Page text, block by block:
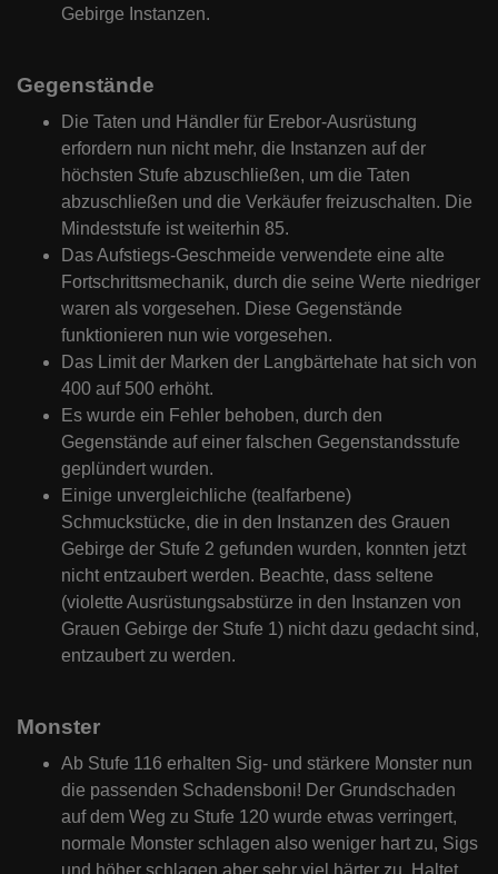
Gebirge Instanzen.
Gegenstände
Die Taten und Händler für Erebor-Ausrüstung
erfordern nun nicht mehr, die Instanzen auf der
höchsten Stufe abzuschließen, um die Taten
abzuschließen und die Verkäufer freizuschalten. Die
Mindeststufe ist weiterhin 85.
Das Aufstiegs-Geschmeide verwendete eine alte
Fortschrittsmechanik, durch die seine Werte niedriger
waren als vorgesehen. Diese Gegenstände
funktionieren nun wie vorgesehen.
Das Limit der Marken der Langbärtehate hat sich von
400 auf 500 erhöht.
Es wurde ein Fehler behoben, durch den
Gegenstände auf einer falschen Gegenstandsstufe
geplündert wurden.
Einige unvergleichliche (tealfarbene)
Schmuckstücke, die in den Instanzen des Grauen
Gebirge der Stufe 2 gefunden wurden, konnten jetzt
nicht entzaubert werden. Beachte, dass seltene
(violette Ausrüstungsabstürze in den Instanzen von
Grauen Gebirge der Stufe 1) nicht dazu gedacht sind,
entzaubert zu werden.
Monster
Ab Stufe 116 erhalten Sig- und stärkere Monster nun
die passenden Schadensboni! Der Grundschaden
auf dem Weg zu Stufe 120 wurde etwas verringert,
normale Monster schlagen also weniger hart zu, Sigs